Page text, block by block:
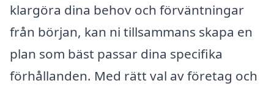
klargöra dina behov och förväntningar
från början, kan ni tillsammans skapa en
plan som bäst passar dina specifika
förhållanden. Med rätt val av företag och